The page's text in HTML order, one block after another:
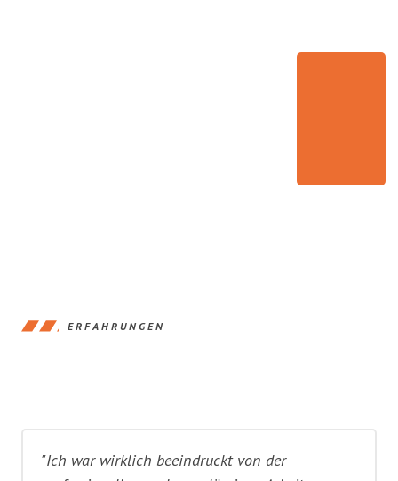
ERFAHRUNGEN
"Ich war wirklich beeindruckt von der